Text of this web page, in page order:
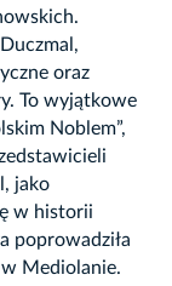
oraz
To wyjątkowe
Noblem”,
jako
w historii
poprowadziła
Mediolanie.